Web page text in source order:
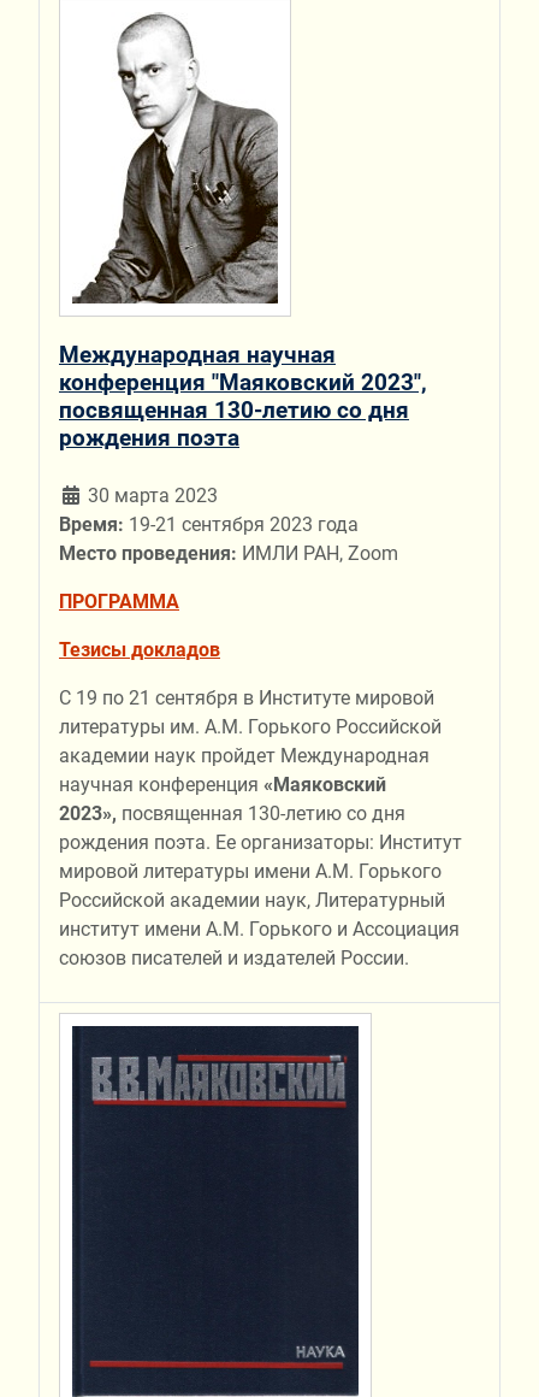
Международная научная
конференция "Маяковский 2023",
посвященная 130-летию со дня
рождения поэта
30 марта 2023
Время: 19-21 сентября 2023 года
Место проведения: ИМЛИ РАН, Zoom
ПРОГРАММА
Тезисы докладов
С 19 по 21 сентября в Институте мировой
литературы им. А.М. Горького Российской
академии наук пройдет Международная
научная конференция «Маяковский
2023», посвященная 130-летию со дня
рождения поэта. Ее организаторы: Институт
мировой литературы имени А.М. Горького
Российской академии наук, Литературный
институт имени А.М. Горького и Ассоциация
союзов писателей и издателей России.